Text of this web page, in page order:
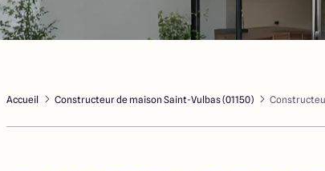
Accueil Constructeur de maison Saint-Vulbas (01150)